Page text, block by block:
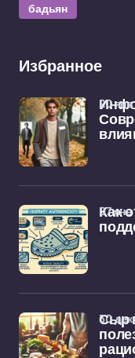
бадьян
Избранное
20
Как
07
Сыр
30